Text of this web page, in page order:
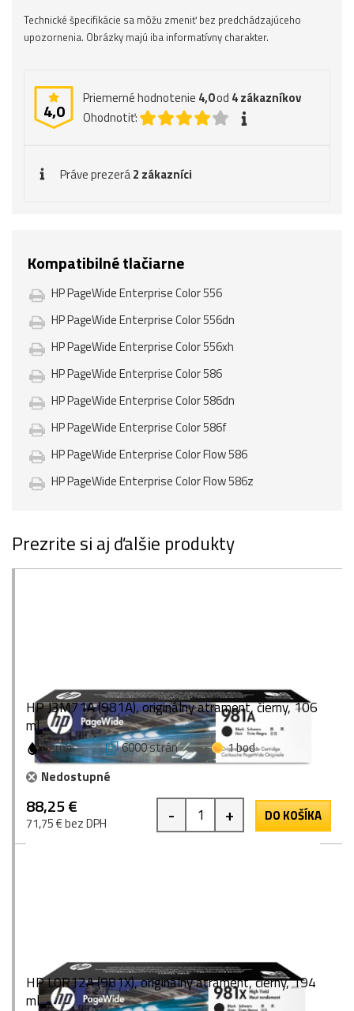
Technické špecifikácie sa môžu zmeniť bez predchádzajúceho
upozornenia. Obrázky majú iba informatívny charakter.
4,0
Priemerné hodnotenie 4,0od 4zákazníkov
Ohodnotiť:
Práve prezerá2 zákazníci
Kompatibilné tlačiarne
HP PageWide Enterprise Color 556
HP PageWide Enterprise Color 556dn
HP PageWide Enterprise Color 556xh
HP PageWide Enterprise Color 586
HP PageWide Enterprise Color 586dn
HP PageWide Enterprise Color 586f
HP PageWide Enterprise Color Flow 586
HP PageWide Enterprise Color Flow 586z
Prezrite si aj ďalšie produkty
HP J3M71A (981A), originálny atrament, čierny, 106
ml
čierna 6000 strán
1 bod
Nedostupné
88,25 €
71,75 € bez DPH - + DO KOŠÍKA
HP L0R12A (981X), originálny atrament, čierny, 194
ml